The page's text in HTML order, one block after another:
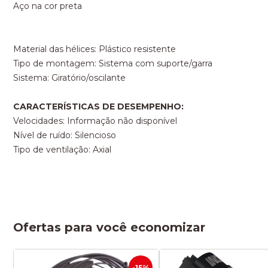
Aço na cor preta
Material das hélices: Plástico resistente
Tipo de montagem: Sistema com suporte/garra
Sistema: Giratório/oscilante
CARACTERÍSTICAS DE DESEMPENHO:
Velocidades: Informação não disponível
Nível de ruído: Silencioso
Tipo de ventilação: Axial
Ofertas para você economizar